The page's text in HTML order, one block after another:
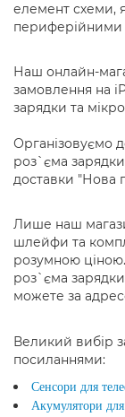
елемент схеми,
периферійними
Наш онлайн-
замовлення на
зарядки та
Організовуємо
роз`єма
доставки "Нова
Лише наш
шлейфи та
розумною
роз`єма
можете за
Великий вибір
посиланнями:
Сенсори для
Акумулятори для